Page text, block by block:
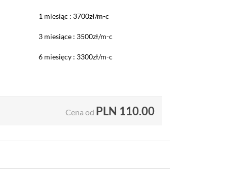
1 miesiąc : 3700zł/m-c
3 miesiące : 3500zł/m-c
6 miesięcy : 3300zł/m-c
Cena od PLN 110.00